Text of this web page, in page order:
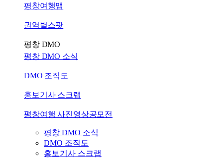
평창여행맵
권역별스팟
평창 DMO
평창 DMO 소식
DMO 조직도
홍보기사 스크랩
평창여행 사진영상공모전
평창 DMO 소식
DMO 조직도
홍보기사 스크랩